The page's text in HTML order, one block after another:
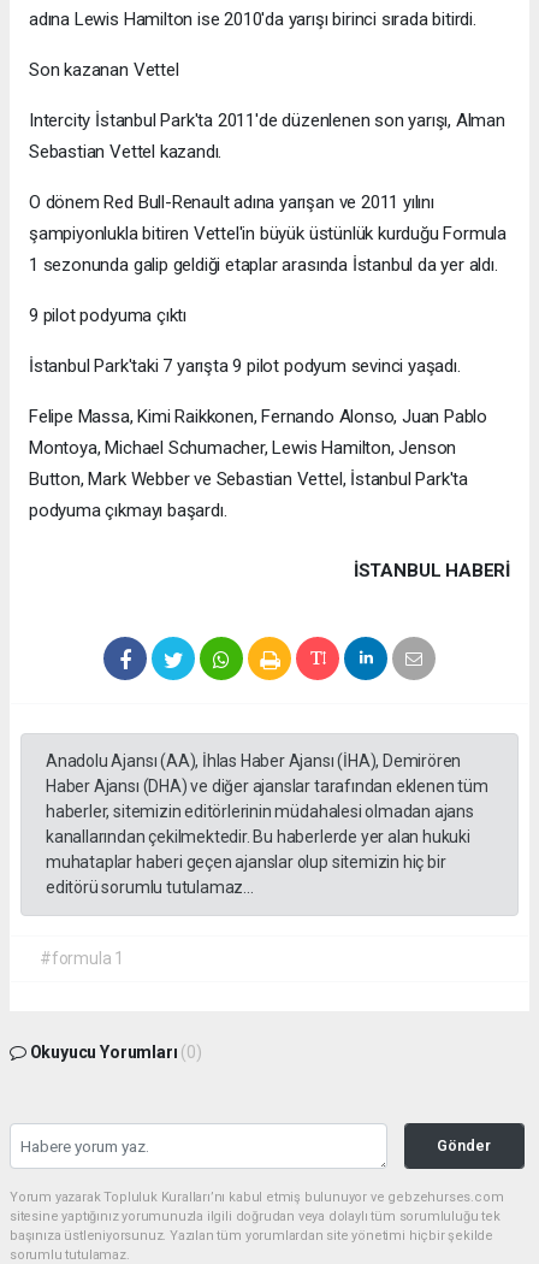
adına Lewis Hamilton ise 2010'da yarışı birinci sırada bitirdi.
Son kazanan Vettel
Intercity İstanbul Park'ta 2011'de düzenlenen son yarışı, Alman
Sebastian Vettel kazandı.
O dönem Red Bull-Renault adına yarışan ve 2011 yılını
şampiyonlukla bitiren Vettel'in büyük üstünlük kurduğu Formula
1 sezonunda galip geldiği etaplar arasında İstanbul da yer aldı.
9 pilot podyuma çıktı
İstanbul Park'taki 7 yarışta 9 pilot podyum sevinci yaşadı.
Felipe Massa, Kimi Raikkonen, Fernando Alonso, Juan Pablo
Montoya, Michael Schumacher, Lewis Hamilton, Jenson
Button, Mark Webber ve Sebastian Vettel, İstanbul Park'ta
podyuma çıkmayı başardı.
İSTANBUL HABERİ
Anadolu Ajansı (AA), İhlas Haber Ajansı (İHA), Demirören
Haber Ajansı (DHA) ve diğer ajanslar tarafından eklenen tüm
haberler, sitemizin editörlerinin müdahalesi olmadan ajans
kanallarından çekilmektedir. Bu haberlerde yer alan hukuki
muhataplar haberi geçen ajanslar olup sitemizin hiç bir
editörü sorumlu tutulamaz...
#formula 1
Okuyucu Yorumları (0)
Gönder
Yorum yazarak Topluluk Kuralları’nı kabul etmiş bulunuyor ve gebzehurses.com
sitesine yaptığınız yorumunuzla ilgili doğrudan veya dolaylı tüm sorumluluğu tek
başınıza üstleniyorsunuz. Yazılan tüm yorumlardan site yönetimi hiçbir şekilde
sorumlu tutulamaz.